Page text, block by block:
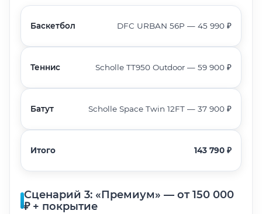
Баскетбол DFC URBAN 56P — 45 990 ₽
Теннис Scholle TT950 Outdoor — 59 900 ₽
Батут Scholle Space Twin 12FT — 37 900 ₽
Итого 143 790 ₽
Сценарий 3: «Премиум» — от 150 000
₽ + покрытие